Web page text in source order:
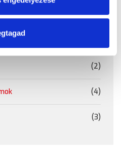
(7)
(2)
(4)
(3)